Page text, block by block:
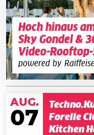
Hoch hinaus
Sky Gondel &
Video-
powered by
AUG.
07
Forelle
Kitchen